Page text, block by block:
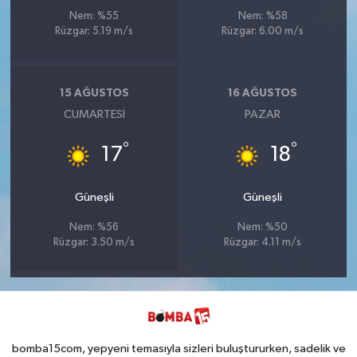
Nem: %55
Rüzgar: 5.19 m/s
Nem: %58
Rüzgar: 6.00 m/s
15 AĞUSTOS
CUMARTESI
17°
Güneşli
Nem: %56
Rüzgar: 3.50 m/s
16 AĞUSTOS
PAZAR
18°
Güneşli
Nem: %50
Rüzgar: 4.11 m/s
bomba15com, yepyeni temasıyla sizleri buluştururken, sadelik ve